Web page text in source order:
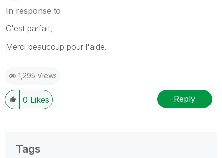
In response to
C'est parfait,
Merci beaucoup pour l'aide.
1,295 Views
0 Likes Reply
Tags